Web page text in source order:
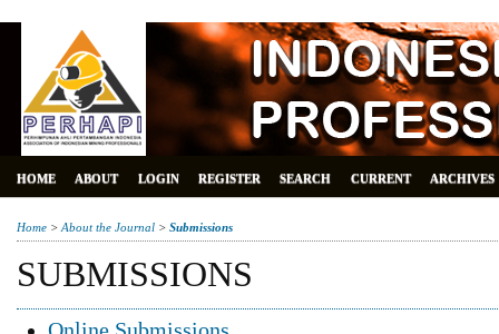
HOME ABOUT LOGIN REGISTER SEARCH CURRENT ARCHIVES
Home > About the Journal > Submissions
SUBMISSIONS